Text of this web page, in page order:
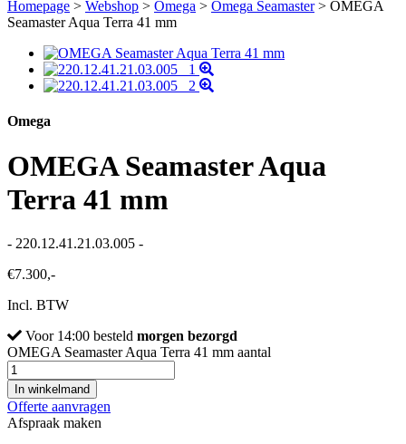
Homepage > Webshop > Omega > Omega Seamaster> OMEGA
Seamaster Aqua Terra 41 mm
Omega
OMEGA Seamaster Aqua
Terra 41 mm
- 220.12.41.21.03.005 -
€7.300,-
Incl. BTW
Voor 14:00 besteld morgen bezorgd
OMEGA Seamaster Aqua Terra 41 mm aantal
In winkelmand
Offerte aanvragen
Afspraak maken